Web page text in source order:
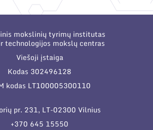
mokslinių tyrimų institutas
technologijos mokslų centras
Viešoji įstaiga
Kodas 302496128
kodas LT100005300110
pr. 231, LT-02300 Vilnius
+370 645 15550